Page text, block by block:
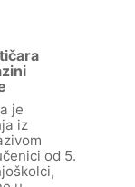
je
iz
od 5.